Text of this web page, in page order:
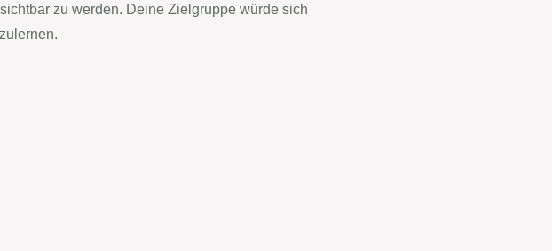
zu werden. Deine Zielgruppe würde sich